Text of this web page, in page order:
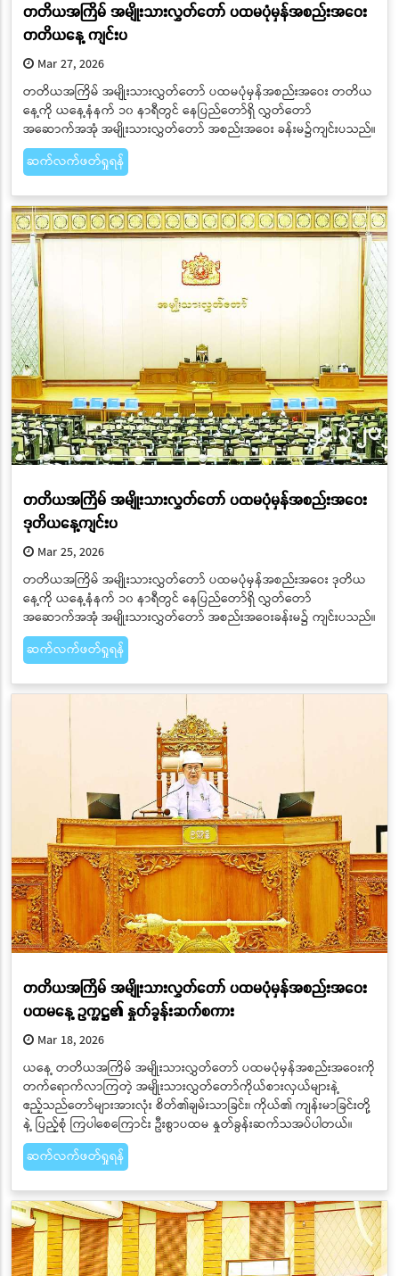
တတိယအကြိမ် အမျိုးသားလွှတ်တော် ပထမပုံမှန်အစည်းအဝေး
တတိယနေ့ ကျင်းပ
Mar 27, 2026
တတိယအကြိမ် အမျိုးသားလွှတ်တော် ပထမပုံမှန်အစည်းအဝေး တတိယ
နေ့ကို ယနေ့နံနက် ၁၀ နာရီတွင် နေပြည်တော်ရှိ လွှတ်တော်
အဆောက်အအုံ အမျိုးသားလွှတ်တော် အစည်းအဝေး ခန်းမ၌ကျင်းပသည်။
ဆက်လက်ဖတ်ရှုရန်
တတိယအကြိမ် အမျိုးသားလွှတ်တော် ပထမပုံမှန်အစည်းအဝေး
ဒုတိယနေ့ကျင်းပ
Mar 25, 2026
တတိယအကြိမ် အမျိုးသားလွှတ်တော် ပထမပုံမှန်အစည်းအဝေး ဒုတိယ
နေ့ကို ယနေ့နံနက် ၁၀ နာရီတွင် နေပြည်တော်ရှိ လွှတ်တော်
အဆောက်အအုံ အမျိုးသားလွှတ်တော် အစည်းအဝေးခန်းမ၌ ကျင်းပသည်။
ဆက်လက်ဖတ်ရှုရန်
တတိယအကြိမ် အမျိုးသားလွှတ်တော် ပထမပုံမှန်အစည်းအဝေး
ပထမနေ့ ဥက္ကဋ္ဌ၏ နှုတ်ခွန်းဆက်စကား
Mar 18, 2026
ယနေ့ တတိယအကြိမ် အမျိုးသားလွှတ်တော် ပထမပုံမှန်အစည်းအဝေးကို
တက်ရောက်လာကြတဲ့ အမျိုးသားလွှတ်တော်ကိုယ်စားလှယ်များနဲ့
ဧည့်သည်တော်များအားလုံး စိတ်၏ချမ်းသာခြင်း၊ ကိုယ်၏ ကျန်းမာခြင်းတို့
နဲ့ ပြည့်စုံ ကြပါစေကြောင်း ဦးစွာပထမ နှုတ်ခွန်းဆက်သအပ်ပါတယ်။
ဆက်လက်ဖတ်ရှုရန်